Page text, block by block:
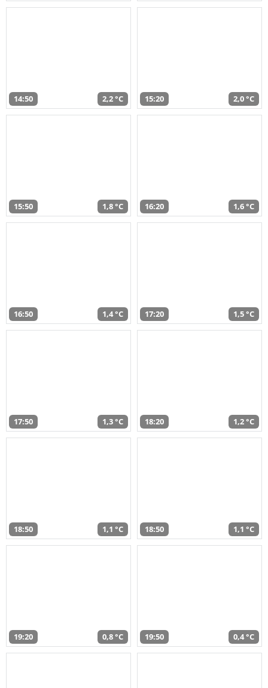
14:50 2,2 °C 15:20 2,0 °C
15:50 1,8 °C 16:20 1,6 °C
16:50 1,4 °C 17:20 1,5 °C
17:50 1,3 °C 18:20 1,2 °C
18:50 1,1 °C 18:50 1,1 °C
19:20 0,8 °C 19:50 0,4 °C